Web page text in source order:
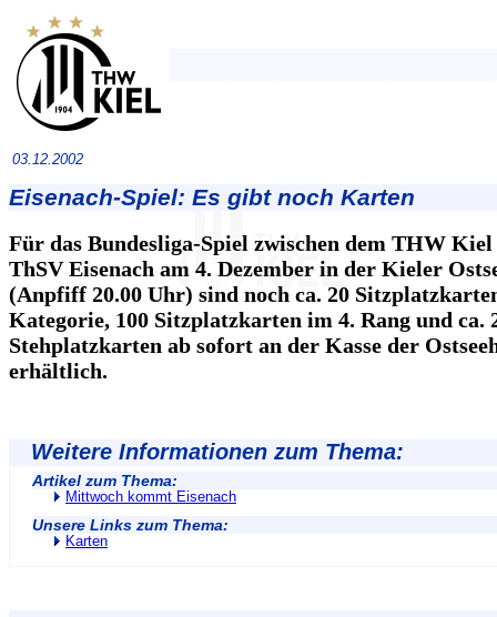
03.12.2002
Eisenach-Spiel: Es gibt noch Karten
Für das Bundesliga-Spiel zwischen dem THW
ThSV Eisenach am 4. Dezember in der Kieler
(Anpfiff 20.00 Uhr) sind noch ca. 20
Kategorie, 100 Sitzplatzkarten im 4. Rang und ca.
Stehplatzkarten ab sofort an der Kasse der
erhältlich.
Weitere Informationen zum Thema:
Artikel zum Thema:
Mittwoch kommt Eisenach
Unsere Links zum Thema:
Karten